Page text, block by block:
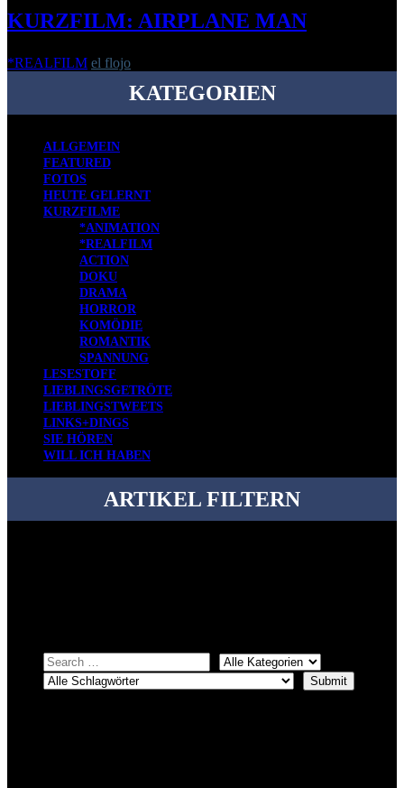
KURZFILM: AIRPLANE MAN
*REALFILM el flojo
KATEGORIEN
ALLGEMEIN
FEATURED
FOTOS
HEUTE GELERNT
KURZFILME
*ANIMATION
*REALFILM
ACTION
DOKU
DRAMA
HORROR
KOMÖDIE
ROMANTIK
SPANNUNG
LESESTOFF
LIEBLINGSGETRÖTE
LIEBLINGSTWEETS
LINKS+DINGS
SIE HÖREN
WILL ICH HABEN
ARTIKEL FILTERN